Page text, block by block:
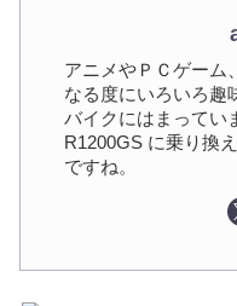
アニメやＰＣゲーム
なる度にいろいろ趣
バイクにはまってい
R1200GS に乗り換
ですね。